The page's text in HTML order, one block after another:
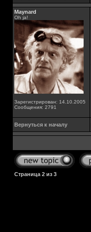
Maynard
Oh ja!
Зарегистрирован: 14.10.2005
Сообщения: 2791
Вернуться к началу
Страница 2 из 3